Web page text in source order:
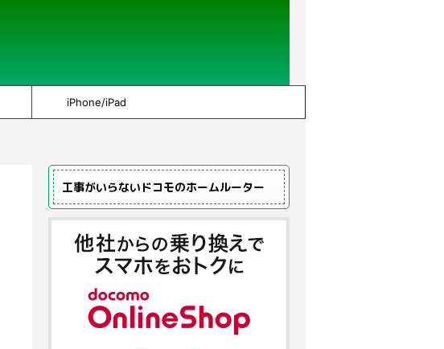
iPhone/iPad
工事がいらないドコモのホームルーター